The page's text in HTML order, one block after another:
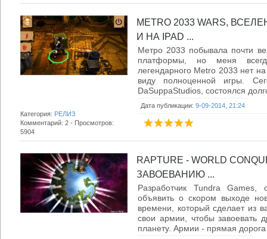
METRO 2033 WARS,
И НА IPAD ...
Метро 2033 побывала почти
платформы, но меня
легендарного Metro 2033 нет
виду полноценной игры.
DaSuppaStudios, состоялся
Дата публикации: 9-09-2014, 21:24
Категория: РЕЛИЗ
Комментарий: 2 - Просмотров:
5904
RAPTURE - WORLD
ЗАВОЕВАНИЮ ...
Разработчик Tundra
объявить о скором выходе
времени, который сделает из
свои армии, чтобы завоевать
планету. Армии - прямая дорога